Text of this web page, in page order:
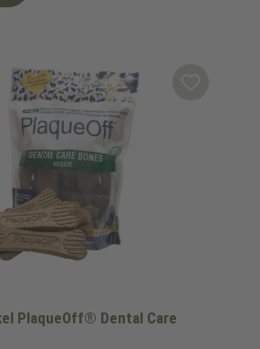
PlaqueOff® Dental Care